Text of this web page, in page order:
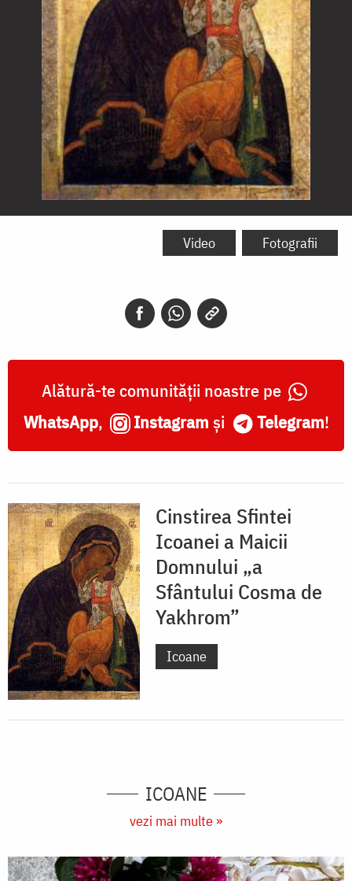
Icoana
Video Fotografii
Alătură-te comunității noastre pe
WhatsApp, Instagram și Telegram!
Cinstirea Sfintei
Icoanei a Maicii
Domnului „a
Sfântului Cosma de
Yakhrom”
Icoane
ICOANE
vezi mai multe »